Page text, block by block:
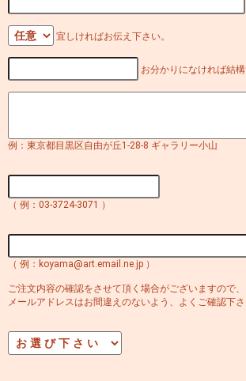
宜しければお伝え下さい。
お分かりになければ結
例：東京都目黒区自由が丘1-28-8 ギャラリー小山
（ 例：03-3724-3071 ）
（ 例：koyama@art.email.ne.jp ）
ご注文内容の確認をさせて頂く場合がございますので、
メールアドレスはお間違えのないよう、よくご確認下